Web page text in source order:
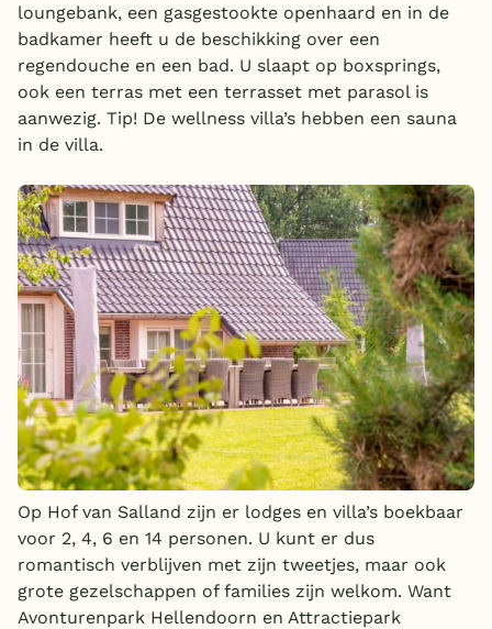
loungebank, een gasgestookte openhaard en in de
badkamer heeft u de beschikking over een
regendouche en een bad. U slaapt op boxsprings,
ook een terras met een terrasset met parasol is
aanwezig. Tip! De wellness villa’s hebben een sauna
in de villa.
Op Hof van Salland zijn er lodges en villa’s boekbaar
voor 2, 4, 6 en 14 personen. U kunt er dus
romantisch verblijven met zijn tweetjes, maar ook
grote gezelschappen of families zijn welkom. Want
Avonturenpark Hellendoorn en Attractiepark